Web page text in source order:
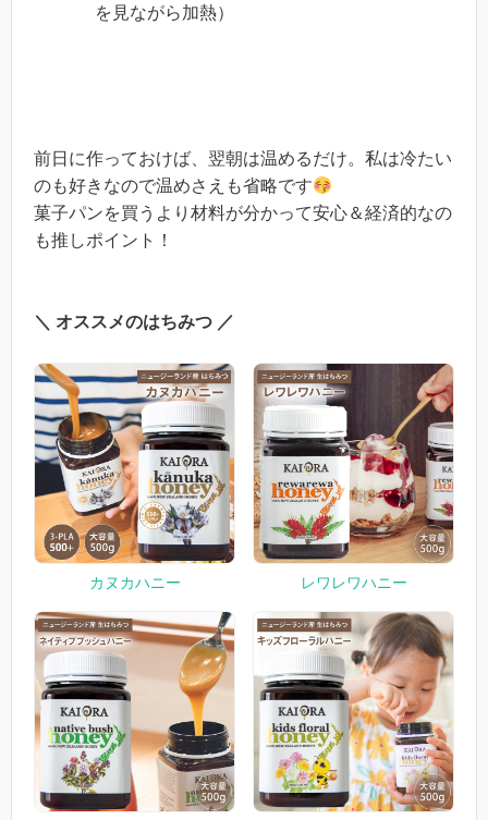
を見ながら加熱）
前日に作っておけば、翌朝は温めるだけ。私は冷たい
のも好きなので温めさえも省略です
菓子パンを買うより材料が分かって安心＆経済的なの
も推しポイント！
＼ オススメのはちみつ ／
カヌカハニー レワレワハニー